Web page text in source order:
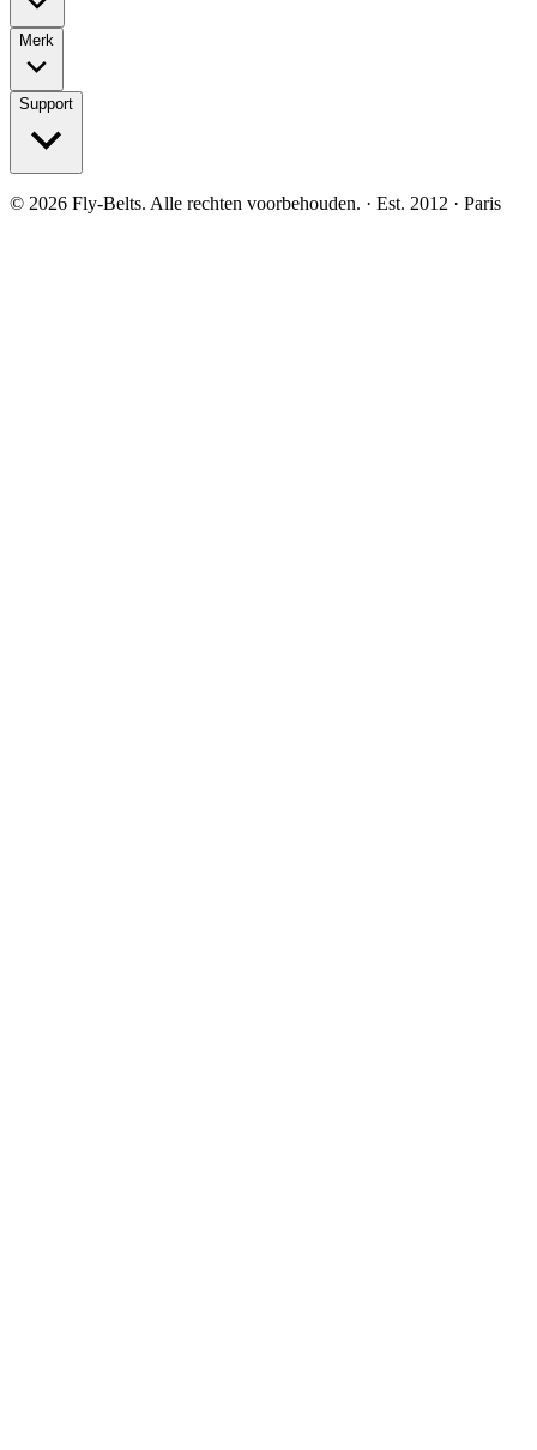
Merk
Support
© 2026 Fly-Belts. Alle rechten voorbehouden. · Est. 2012 · Paris